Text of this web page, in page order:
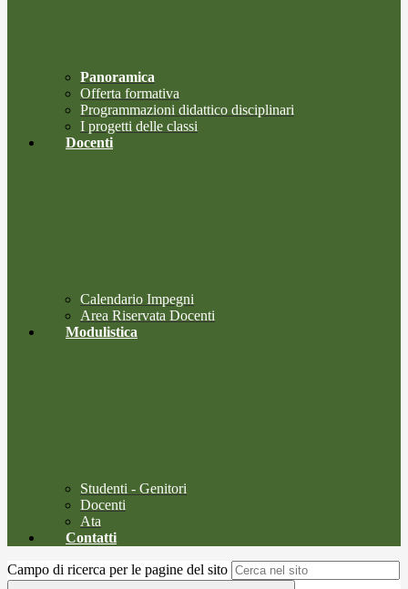
Panoramica
Offerta formativa
Programmazioni didattico disciplinari
I progetti delle classi
Docenti
Calendario Impegni
Area Riservata Docenti
Modulistica
Studenti - Genitori
Docenti
Ata
Contatti
Campo di ricerca per le pagine del sito